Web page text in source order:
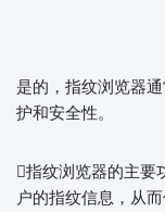
是的，指纹浏览器
护和安全性。
指纹浏览器的主要
户的指纹信息，从